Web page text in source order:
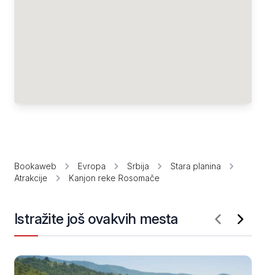
Bookaweb Evropa Srbija
Stara planina
Atrakcije
Kanjon reke Rosomače
Istražite još ovakvih mesta